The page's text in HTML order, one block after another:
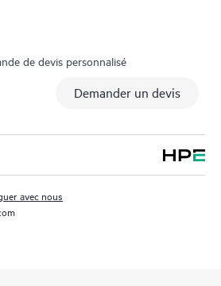
de devis personnalisé
Demander un devis
avec nous